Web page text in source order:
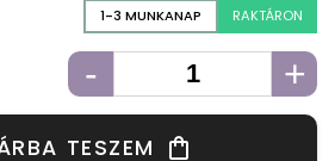
1-3 MUNKANAP RAKTÁRON
- +
TESZEM shopping_bag